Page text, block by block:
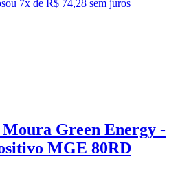
ou 7x de R$ 74,28 sem juros
Green Energy -
MGE 80RD